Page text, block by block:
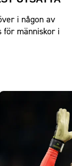
i någon av
för människor i